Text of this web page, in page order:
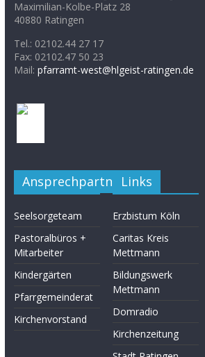
Maximilian-Kolbe-Platz 28
40880 Ratingen
Tel.: 02102.44 27 17
Fax: 02102.47 50 23
Mail: pfarramt-west@hlgeist-ratingen.de
Ansprechpartner
Seelsorgeteam
Pastoralbüros +
Mitarbeiter
Kindergärten
Pfarrgemeinderat
Kirchenvorstand
Links
Erzbistum Köln
Caritas Kreis
Mettmann
Bildungswerk
Mettmann
Domradio
Kirchenzeitung